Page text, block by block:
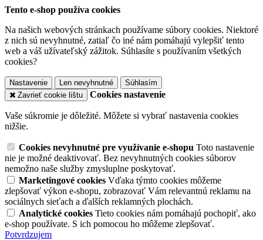
Tento e-shop používa cookies
Na našich webových stránkach používame súbory cookies. Niektoré
z nich sú nevyhnutné, zatiaľ čo iné nám pomáhajú vylepšiť tento
web a váš užívateľský zážitok. Súhlasíte s používaním všetkých
cookies?
Nastavenie Len nevyhnutné
Súhlasím
Zavrieť cookie lištu
Cookies nastavenie
Vaše súkromie je dôležité. Môžete si vybrať nastavenia cookies
nižšie.
Cookies nevyhnutné pre využívanie e-shopu Toto nastavenie
nie je možné deaktivovať. Bez nevyhnutných cookies súborov
nemožno naše služby zmysluplne poskytovať.
Marketingové cookies Vďaka týmto cookies môžeme
zlepšovať výkon e-shopu, zobrazovať Vám relevantnú reklamu na
sociálnych sieťach a ďalších reklamných plochách.
Analytické cookies Tieto cookies nám pomáhajú pochopiť, ako
e-shop používate. S ich pomocou ho môžeme zlepšovať.
Potvrdzujem